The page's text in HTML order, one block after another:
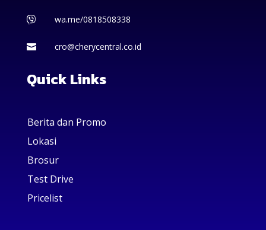
 wa.me/0818508338
 cro@cherycentral.co.id
Quick Links
Berita dan Promo
Lokasi
Brosur
Test Drive
Pricelist